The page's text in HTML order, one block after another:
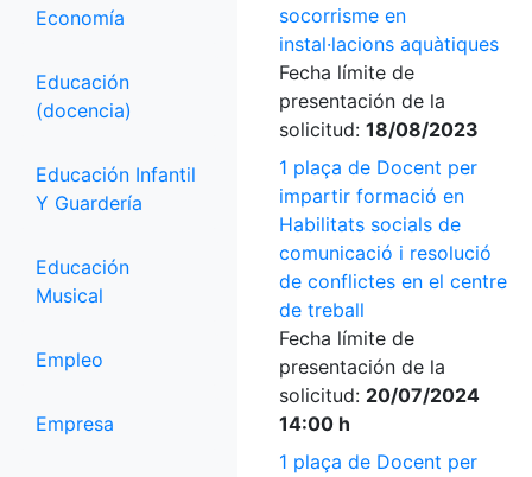
Economía
Educación
(docencia)
Educación Infantil
Y Guardería
Educación
Musical
Empleo
Empresa
socorrisme en
instal·lacions aquàtiques
Fecha límite de
presentación de la
solicitud: 18/08/2023
1 plaça de Docent per
impartir formació en
Habilitats socials de
comunicació i resolució
de conflictes en el centre
de treball
Fecha límite de
presentación de la
solicitud: 20/07/2024
14:00 h
1 plaça de Docent per